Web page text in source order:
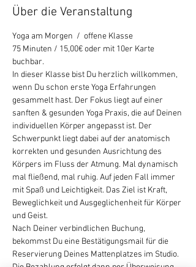
Über die Veranstaltung
Yoga am Morgen  /  offene Klasse
75 Minuten / 15,00€ oder mit 10er Karte
buchbar.
In dieser Klasse bist Du herzlich willkommen,
wenn Du schon erste Yoga Erfahrungen
gesammelt hast. Der Fokus liegt auf einer
sanften & gesunden Yoga Praxis, die auf Deinen
individuellen Körper angepasst ist. Der
Schwerpunkt liegt dabei auf der anatomisch
korrekten und gesunden Ausrichtung des
Körpers im Fluss der Atmung. Mal dynamisch
mal fließend, mal ruhig. Auf jeden Fall immer
mit Spaß und Leichtigkeit. Das Ziel ist Kraft,
Beweglichkeit und Ausgeglichenheit für Körper
und Geist.
Nach Deiner verbindlichen Buchung,
bekommst Du eine Bestätigungsmail für die
Reservierung Deines Mattenplatzes im Studio.